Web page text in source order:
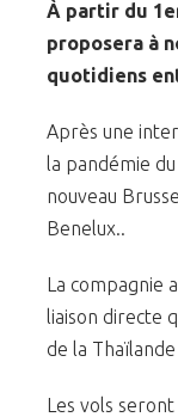
À partir du
proposera à
quotidiens
​Après une
la pandémie
nouveau
Benelux..
La compagnie
liaison directe
de la
Les vols